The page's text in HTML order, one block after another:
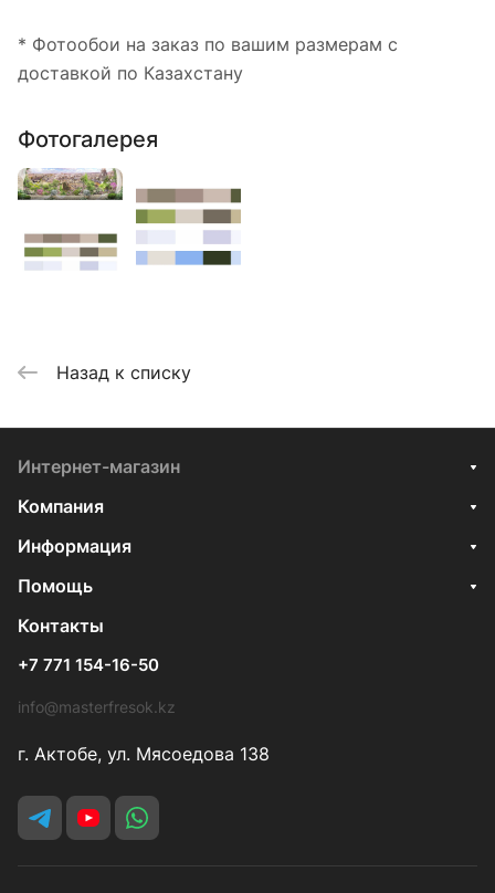
* Фотообои на заказ по вашим размерам с
доставкой по Казахстану
Фотогалерея
Назад к списку
Интернет-магазин
Компания
Информация
Помощь
Контакты
+7 771 154-16-50
info@masterfresok.kz
г. Актобе, ул. Мясоедова 138